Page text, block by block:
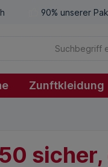
90% unserer
Zunftkleidung